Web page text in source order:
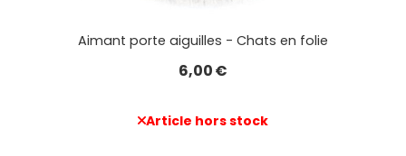
Aimant porte aiguilles - Chats en folie
6,00€
Article hors stock